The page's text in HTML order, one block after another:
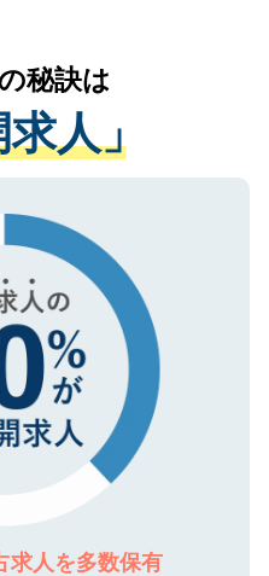
いについての厳密な
業者のみに付与され
クを取得済みです。
情報は、SSL（デー
もご安心ください。
療機関の状況や紹介
適切なアドバイスを
すぐにご転職をされ
サポートが可能です
ださい。
秘訣は
人」
求人を多数保有